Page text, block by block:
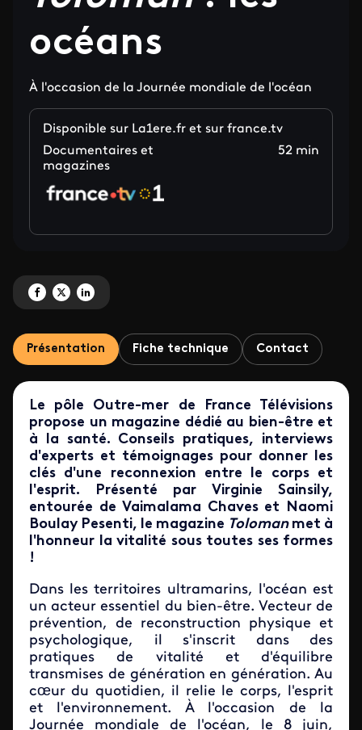
océans
À l'occasion de la Journée mondiale de l'océan
Disponible sur La1ere.fr et sur france.tv
Documentaires et
magazines
52 min
Partagez '<I>Toloman</I> : les océans' sur Facebook
Partagez '<I>Toloman</I> : les océans' sur X
Partagez '<I>Toloman</I> : les océans' sur LinkedIn
Présentation Fiche technique Contact
Le pôle Outre-mer de France Télévisions
propose un magazine dédié au bien-être et
à la santé. Conseils pratiques, interviews
d'experts et témoignages pour donner les
clés d'une reconnexion entre le corps et
l'esprit. Présenté par Virginie Sainsily,
entourée de Vaimalama Chaves et Naomi
Boulay Pesenti, le magazine Tolomanmet à
l'honneur la vitalité sous toutes ses formes
!
Dans les territoires ultramarins, l'océan est
un acteur essentiel du bien-être. Vecteur de
prévention, de reconstruction physique et
psychologique, il s'inscrit dans des
pratiques de vitalité et d'équilibre
transmises de génération en génération. Au
cœur du quotidien, il relie le corps, l'esprit
et l'environnement. À l'occasion de la
Journée mondiale de l'océan, le 8 juin,